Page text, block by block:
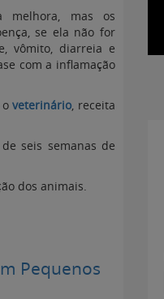
melhora, mas os
se ela não for
vômito, diarreia e
com a inflamação
oveterinário, receita
seis semanas de
dos animais.
Pequenos